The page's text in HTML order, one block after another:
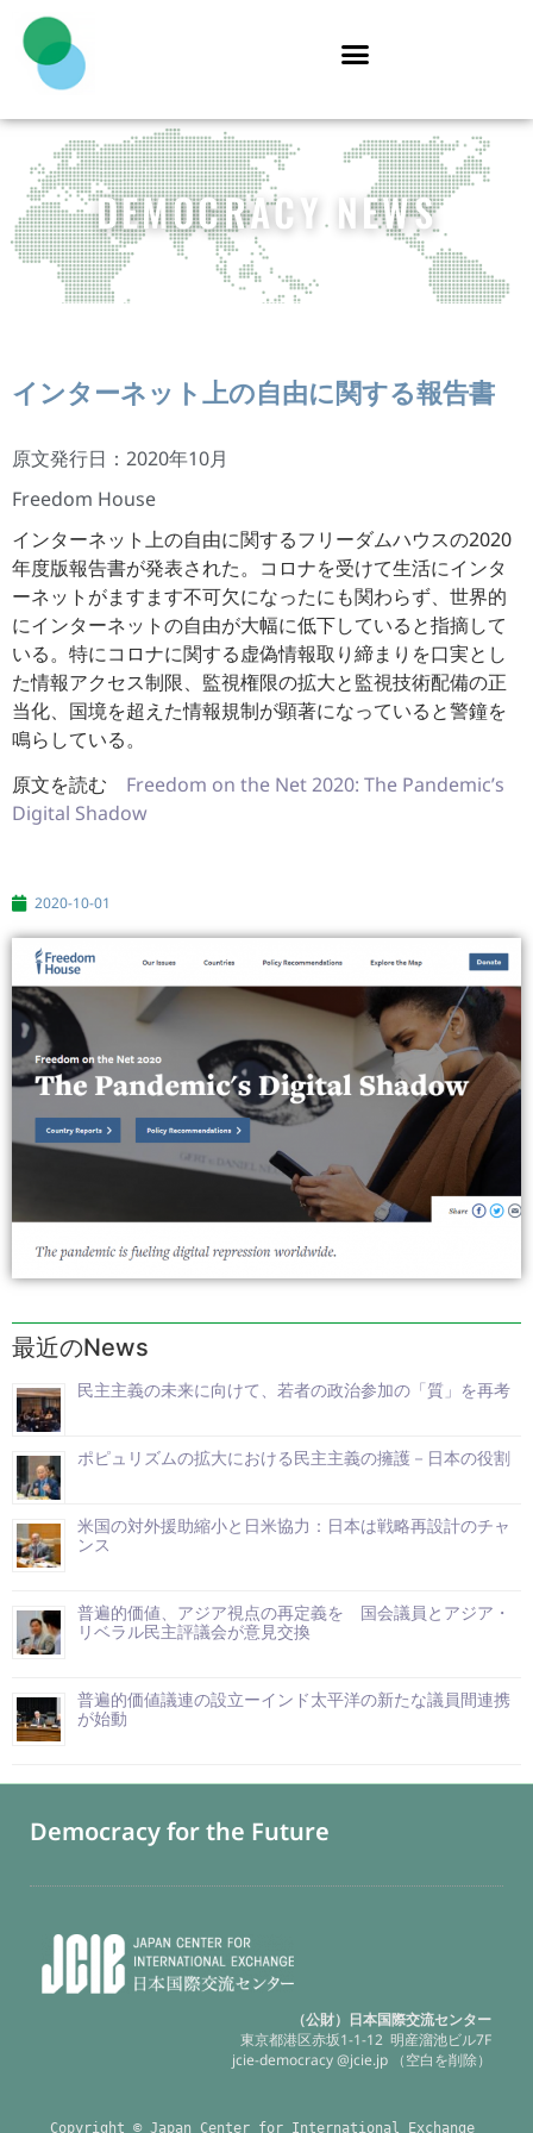
DEMOCRACY NEWS
インターネット上の自由に関する報告書
原文発行日：2020年10月
Freedom House
インターネット上の自由に関するフリーダムハウスの2020
年度版報告書が発表された。 コロナを受けて生活にインタ
ーネットがますます不可欠になったにも関わらず、 世界的
にインターネットの自由が大幅に低下していると指摘して
いる。 特にコロナに関する虚偽情報取り締まりを口実とし
た情報アクセス制限、監視権限の拡大と監視技術配備の正
当化、 国境を超えた情報規制が顕著になっていると警鐘を
鳴らしている。
原文を読む Freedom on the Net 2020: The Pandemic’s
Digital Shadow
2020-10-01
最近のNews
民主主義の未来に向けて、若者の政治参加の「質」を再考
ポピュリズムの拡大における民主主義の擁護－日本の役割
米国の対外援助縮小と日米協力：日本は戦略再設計のチャ
ンス
普遍的価値、アジア視点の再定義を 国会議員とアジア・
リベラル民主評議会が意見交換
普遍的価値議連の設立ーインド太平洋の新たな議員間連携
が始動
Democracy for the Future
（公財）日本国際交流センター
東京都港区赤坂1-1-12 明産溜池ビル7F
jcie-democracy @jcie.jp （空白を削除）
Copyright © Japan Center for International Exchange